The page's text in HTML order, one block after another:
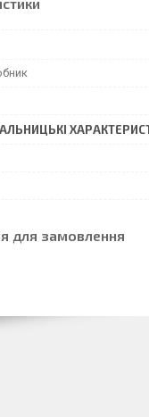
для замовлення